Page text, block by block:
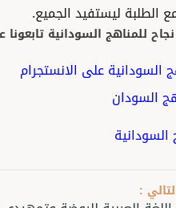
ليستفيد الجميع.
السودانية تابعونا على:
على الانستجرام